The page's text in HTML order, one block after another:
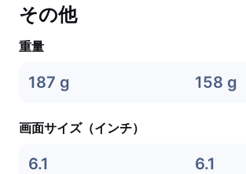
その他
重量
187 g 158 g
画面サイズ（インチ）
6.1 6.1